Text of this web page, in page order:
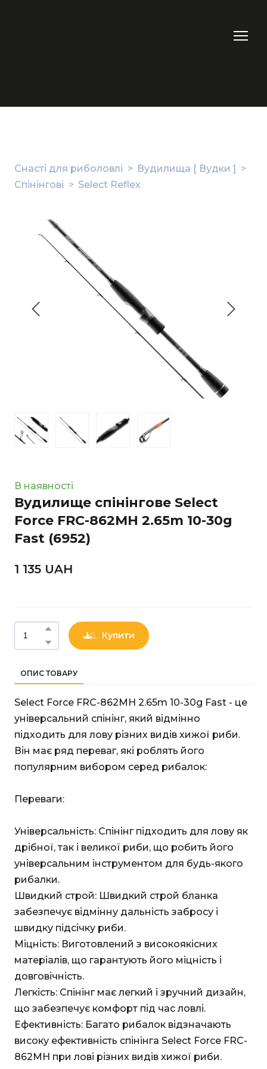
Снасті для риболовлі
Вудилища [ Вудки ]
Спінінгові
Select Reflex
В наявності
Вудилище спінінгове Select
Force FRC-862MH 2.65m 10-30g
Fast (6952)
1 135 UAН
Купити
ОПИС ТОВАРУ
Select Force FRC-862MH 2.65m 10-30g Fast - це
універсальний спінінг, який відмінно
підходить для лову різних видів хижої риби.
Він має ряд переваг, які роблять його
популярним вибором серед рибалок:
Переваги:
Універсальність: Спінінг підходить для лову як
дрібної, так і великої риби, що робить його
універсальним інструментом для будь-якого
рибалки.
Швидкий строй: Швидкий строй бланка
забезпечує відмінну дальність забросу і
швидку підсічку риби.
Міцність: Виготовлений з високоякісних
матеріалів, що гарантують його міцність і
довговічність.
Легкість: Спінінг має легкий і зручний дизайн,
що забезпечує комфорт під час ловлі.
Ефективність: Багато рибалок відзначають
високу ефективність спінінга Select Force FRC-
862MH при лові різних видів хижої риби.